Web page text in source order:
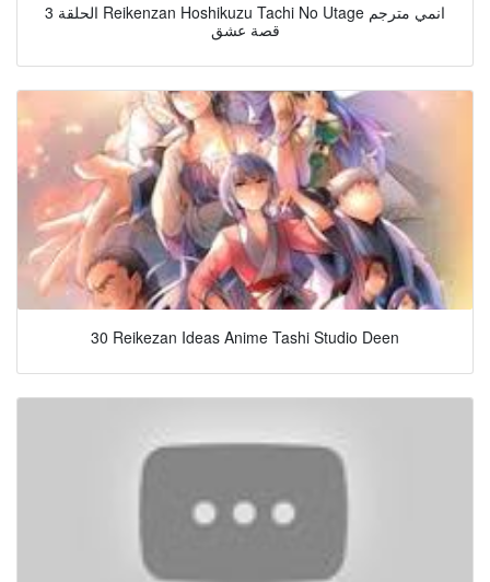
الحلقة 3 Reikenzan Hoshikuzu Tachi No Utage انمي مترجم
قصة عشق
30 Reikezan Ideas Anime Tashi Studio Deen